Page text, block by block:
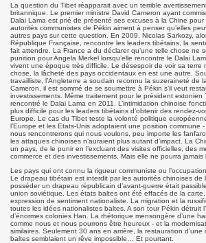
La question du Tibet réapparait avec un terrible
britannique. Le premier ministre David Cameron ayant
Dalai Lama est prié de présenté ses excuses à la Chine
autorités communistes de Pékin aiment à penser qu’elles
autres pays sur cette question. En 2009, Nicolas Sarkozy,
République Française, rencontre les leaders tibétains, la
fait attendre. La France a du déclarer qu’une telle chose ne
punition pour Angela Merkel lorsqu’elle rencontre le Dalai
vivent une époque très difficile. Le désespoir de voir sa terre
chose, la lâcheté des pays occidentaux en est une autre.
travailliste, l’Angleterre a soudain reconnu la suzeraineté de
Cameron, il est sommé de se soumettre à Pékin s’il veut
investissements. Même traitement pour le président estonien
rencontré le Dalai Lama en 2011. L’intimidation chinoise
plus difficile pour les leaders tibétains d’obtenir des rendez-
Europe. Le cas du Tibet teste la volonté politique
l’Europe et les Etats-Unis adoptaient une position commune
nous rencontrerons qui nous voulons, peu importe les
les attaques chinoises n’auraient plus autant d’impact. La
un pays, de le punir en l’excluant des visites officielles, des
commerce et des investissements. Mais elle ne pourra jamais
Les pays qui ont connu la rigueur communiste ou
Le drapeau tibétain est interdit par les autorités chinoises de
posséder un drapeau républicain d’avant-guerre était
union soviétique. Les états baltes ont été effacés de la
expression de sentiment nationaliste. La migration et la
toutes les idées nationalistes baltes. A son tour Pékin détruit
d’énormes colonies Han. La rhétorique mensongère d’une
comme nous et nous pourrons être heureux - et la
similaires. Seulement 30 ans en arrière, la restauration
baltes semblaient un rêve impossible… Et pourtant.